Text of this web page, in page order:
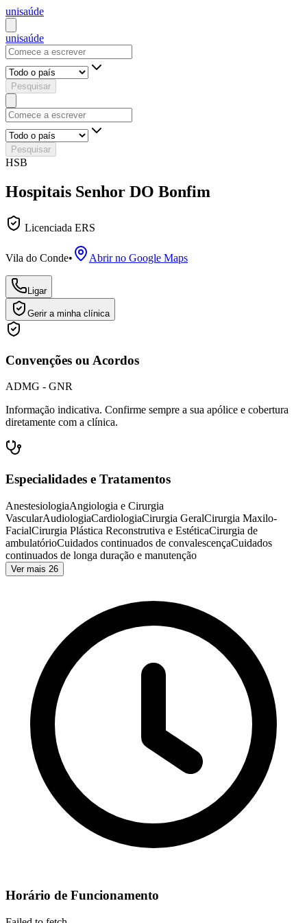
unisaúde
unisaúde
Pesquisar
Pesquisar
HSB
Hospitais Senhor DO Bonfim
Licenciada ERS
Vila do Conde• Abrir no Google Maps
Ligar
Gerir a minha clínica
Convenções ou Acordos
ADMG - GNR
Informação indicativa. Confirme sempre a sua apólice e cobertura
diretamente com a clínica.
Especialidades e Tratamentos
AnestesiologiaAngiologia e Cirurgia
VascularAudiologiaCardiologiaCirurgia GeralCirurgia Maxilo-
FacialCirurgia Plástica Reconstrutiva e EstéticaCirurgia de
ambulatórioCuidados continuados de convalescençaCuidados
continuados de longa duração e manutenção
Ver mais 26
Horário de Funcionamento